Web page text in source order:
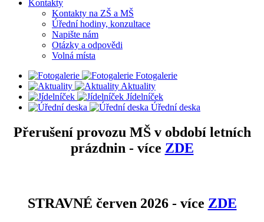
Kontakty
Kontakty na ZŠ a MŠ
Úřední hodiny, konzultace
Napište nám
Otázky a odpovědi
Volná místa
Fotogalerie
Aktuality
Jídelníček
Úřední deska
Přerušení provozu MŠ v období letních
prázdnin - více ZDE
STRAVNÉ červen 2026 - více ZDE